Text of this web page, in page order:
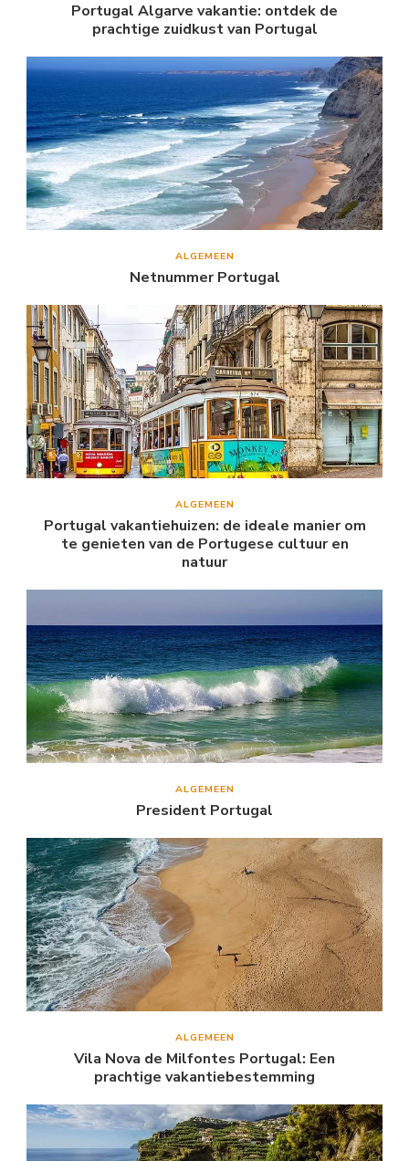
Portugal Algarve vakantie: ontdek de
prachtige zuidkust van Portugal
ALGEMEEN
Netnummer Portugal
ALGEMEEN
Portugal vakantiehuizen: de ideale manier om
te genieten van de Portugese cultuur en
natuur
ALGEMEEN
President Portugal
ALGEMEEN
Vila Nova de Milfontes Portugal: Een
prachtige vakantiebestemming